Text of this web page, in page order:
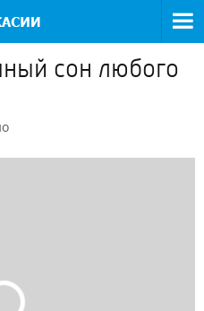
сон любого